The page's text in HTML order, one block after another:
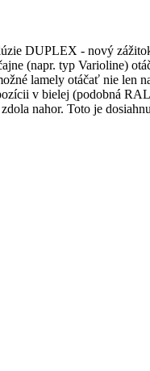
DUPLEX - nový
(napr. typ Varioline)
lamely otáčať nie len
v bielej (podobná
nahor. Toto je